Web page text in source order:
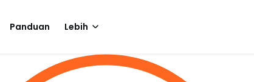
Panduan Lebih